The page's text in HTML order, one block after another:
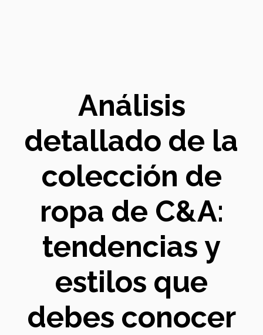
Análisis
detallado de la
colección de
ropa de C&A:
tendencias y
estilos que
debes conocer